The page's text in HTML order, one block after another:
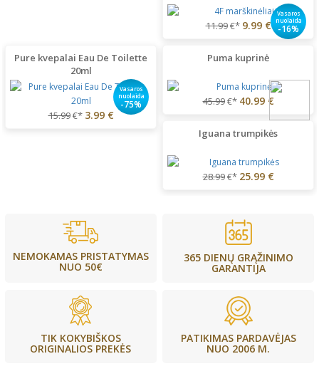
Vasaros
nuolaida
-16%
11.99€* 9.99 €
Pure kvepalai Eau De Toilette
20ml
Vasaros
nuolaida
-75%
15.99€* 3.99 €
Puma kuprinė
45.99€* 40.99 €
Iguana trumpikės
28.99€* 25.99 €
NEMOKAMAS PRISTATYMAS
NUO 50€
365 DIENŲ GRĄŽINIMO
GARANTIJA
TIK KOKYBIŠKOS
ORIGINALIOS PREKĖS
PATIKIMAS PARDAVĖJAS
NUO 2006 M.